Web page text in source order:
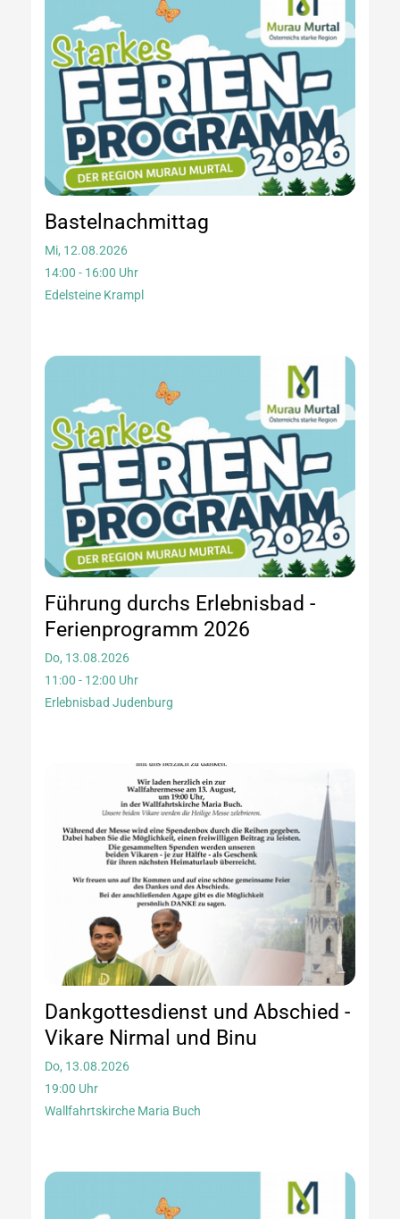
Bastelnachmittag
Mi, 12.08.2026
14:00 - 16:00 Uhr
Edelsteine Krampl
Führung durchs Erlebnisbad -
Ferienprogramm 2026
Do, 13.08.2026
11:00 - 12:00 Uhr
Erlebnisbad Judenburg
Dankgottesdienst und Abschied -
Vikare Nirmal und Binu
Do, 13.08.2026
19:00 Uhr
Wallfahrtskirche Maria Buch